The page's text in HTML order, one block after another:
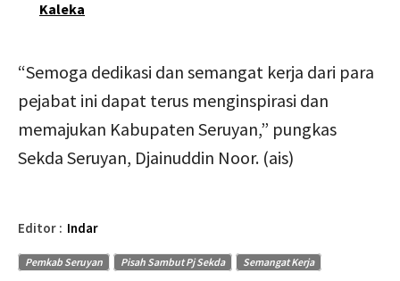
Kaleka
“Semoga dedikasi dan semangat kerja dari para
pejabat ini dapat terus menginspirasi dan
memajukan Kabupaten Seruyan,” pungkas
Sekda Seruyan, Djainuddin Noor. (ais)
Editor : Indar
Pemkab Seruyan Pisah Sambut Pj Sekda Semangat Kerja